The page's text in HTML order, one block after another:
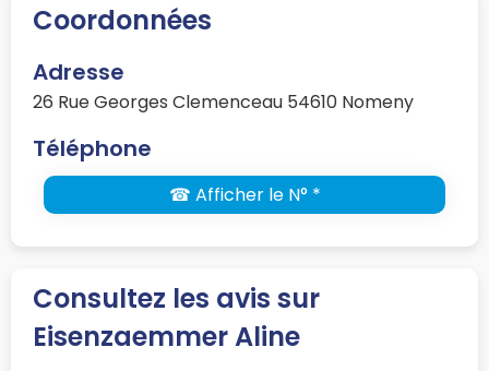
Coordonnées
Adresse
26 Rue Georges Clemenceau 54610 Nomeny
Téléphone
☎ Afficher le N° *
Consultez les avis sur
Eisenzaemmer Aline